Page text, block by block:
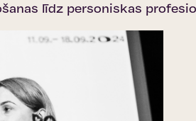
līdz personiskas